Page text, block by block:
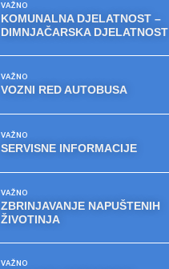
VAŽNO
KOMUNALNA DJELATNOST –
DIMNJAČARSKA DJELATNOST
VAŽNO
VOZNI RED AUTOBUSA
VAŽNO
SERVISNE INFORMACIJE
VAŽNO
ZBRINJAVANJE NAPUŠTENIH
ŽIVOTINJA
VAŽNO